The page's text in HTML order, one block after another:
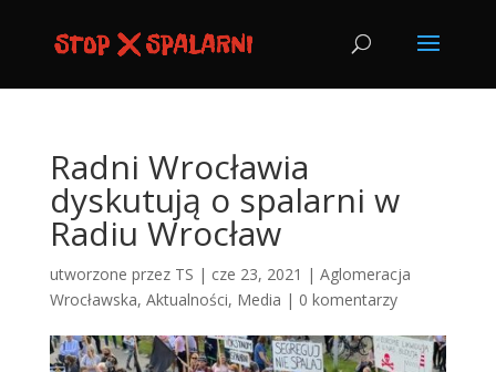
Radni Wrocławia
dyskutują o spalarni w
Radiu Wrocław
utworzone przez TS | cze 23, 2021 | Aglomeracja
Wrocławska, Aktualności, Media | 0 komentarzy